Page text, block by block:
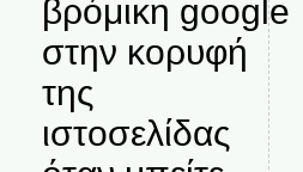
βρόμικη google
στην κορυφή
της
ιστοσελίδας